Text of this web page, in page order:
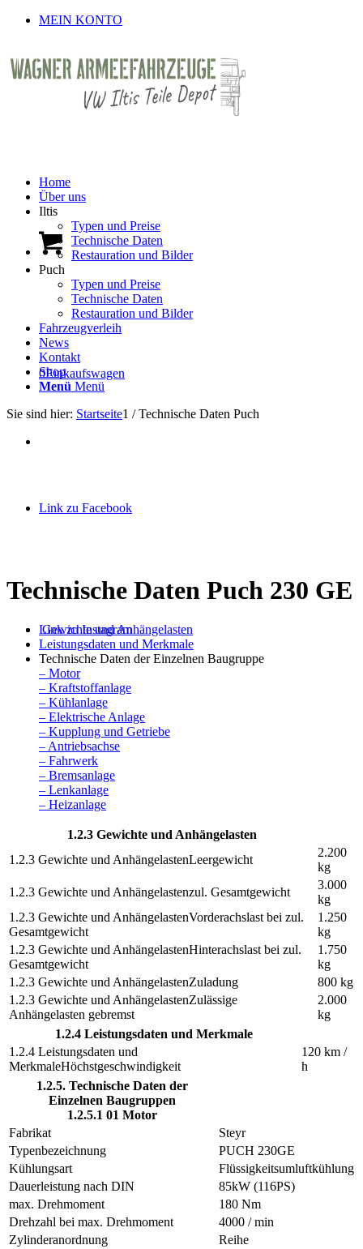
MEIN KONTO
0Einkaufswagen
Link zu Facebook
Link zu Instagram
Home
Über uns
Iltis
Typen und Preise
Technische Daten
Restauration und Bilder
Puch
Typen und Preise
Technische Daten
Restauration und Bilder
Fahrzeugverleih
News
Kontakt
Shop
Menü Menü
Sie sind hier: Startseite1 / Technische Daten Puch
Technische Daten Puch 230 GE
Gewichte und Anhängelasten
Leistungsdaten und Merkmale
Technische Daten der Einzelnen Baugruppe
– Motor
– Kraftstoffanlage
– Kühlanlage
– Elektrische Anlage
– Kupplung und Getriebe
– Antriebsachse
– Fahrwerk
– Bremsanlage
– Lenkanlage
– Heizanlage
1.2.3 Gewichte und Anhängelasten
Leergewicht
2.200
kg
zul. Gesamtgewicht
3.000
kg
Vorderachslast bei zul.
Gesamtgewicht
1.250
kg
Hinterachslast bei zul.
Gesamtgewicht
1.750
kg
Zuladung
800 kg
Zulässige
Anhängelasten gebremst
2.000
kg
1.2.4 Leistungsdaten und Merkmale
Höchstgeschwindigkeit
120 km /
h
1.2.5. Technische Daten der
Einzelnen Baugruppen
1.2.5.1 01 Motor
Fabrikat
Steyr
Typenbezeichnung
PUCH 230GE
Kühlungsart
Flüssigkeitsumluftkühlung
Dauerleistung nach DIN
85kW (116PS)
max. Drehmoment
180 Nm
Drehzahl bei max. Drehmoment
4000 / min
Zylinderanordnung
Reihe